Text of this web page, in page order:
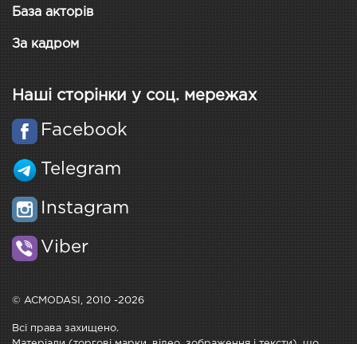
База акторів
За кадром
Наші сторінки у соц. мережах
Facebook
Telegram
Instagram
Viber
© ACMODASI, 2010 -2026
Всі права захищено.